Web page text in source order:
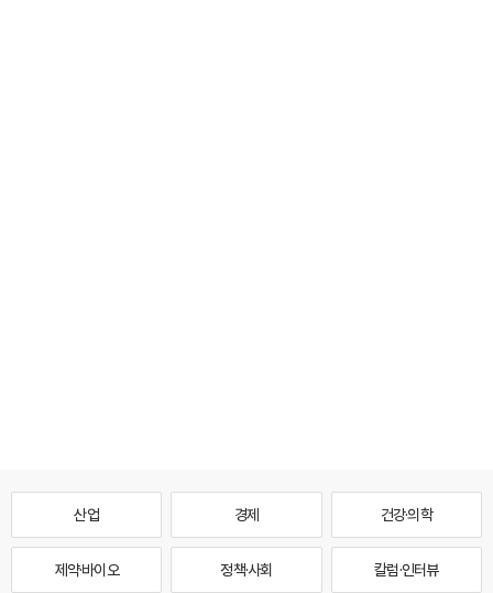
산업 경제 건강·의학
제약·바이오 정책·사회 칼럼·인터뷰